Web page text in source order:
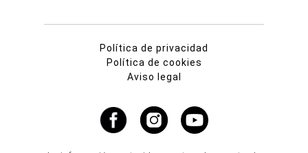
Política de privacidad
Política de cookies
Aviso legal